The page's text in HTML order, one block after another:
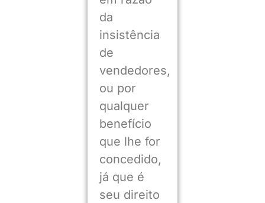
da
insistência
de
vendedores,
ou por
qualquer
benefício
que lhe for
concedido,
já que é
seu direito